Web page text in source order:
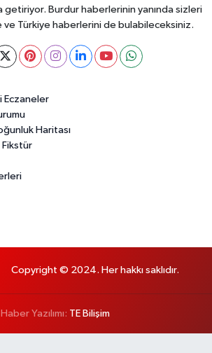
getiriyor. Burdur haberlerinin yanında sizleri
ve Türkiye haberlerini de bulabileceksiniz.
Eczaneler
Haritası
Fikstür
Copyright © 2024. Her hakkı saklıdır.
Haber Yazılımı: TE Bilişim